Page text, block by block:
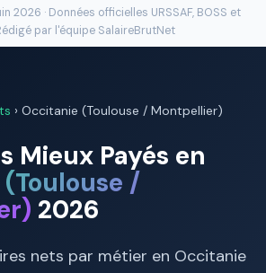
2026 · Données officielles URSSAF, BOSS et
par l'équipe SalaireBrutNet
› Occitanie (Toulouse / Montpellier)
Mieux Payés en
/
2026
nets par métier en Occitanie